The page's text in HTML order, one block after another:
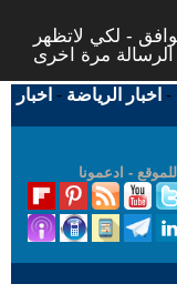
- لكي لاتظهر
- اخبار الرياضة - اخبار
للموقع - ادعمونا